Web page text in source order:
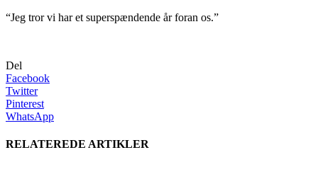
“Jeg tror vi har et superspændende år foran os.”
Del
Facebook
Twitter
Pinterest
WhatsApp
RELATEREDE ARTIKLER